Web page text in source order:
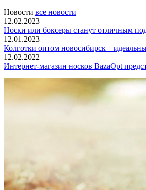
Новости все новости
12.02.2023
Носки или боксеры станут отличным
12.01.2023
Колготки оптом новосибирск –
12.02.2022
Интернет-магазин носков BazaOpt